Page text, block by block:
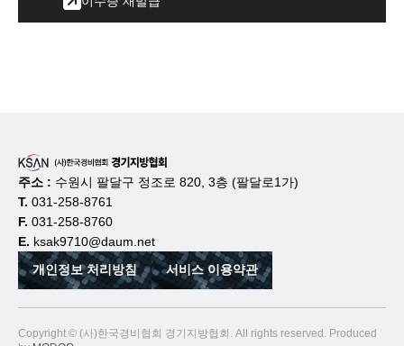
항목회사는 회원가입, 상담, 서비스 신청 등을 위해 아래와
같은 개인정보를 수집하고 있습니다.
주소 : 수원시 팔달구 정조로 820, 3층 (팔달로1가)
T. 031-258-8761
F. 031-258-8760
E. ksak9710@daum.net
개인정보 처리방침
서비스 이용약관
Copyright © (사)한국경비협회 경기지방협회. All rights reserved. Produced